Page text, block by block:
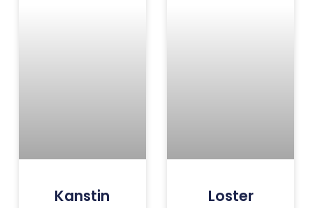
Kanstin Loster